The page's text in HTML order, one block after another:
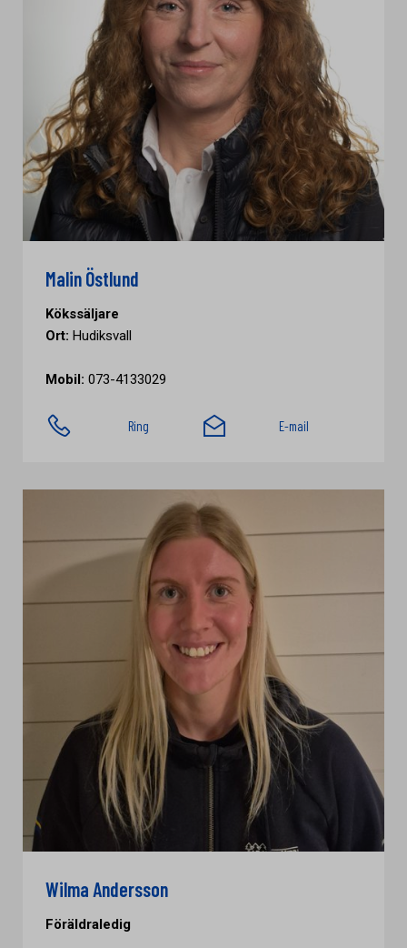
Malin Östlund
Kökssäljare
Ort: Hudiksvall
Mobil: 073-4133029
Ring E-mail
Wilma Andersson
Föräldraledig